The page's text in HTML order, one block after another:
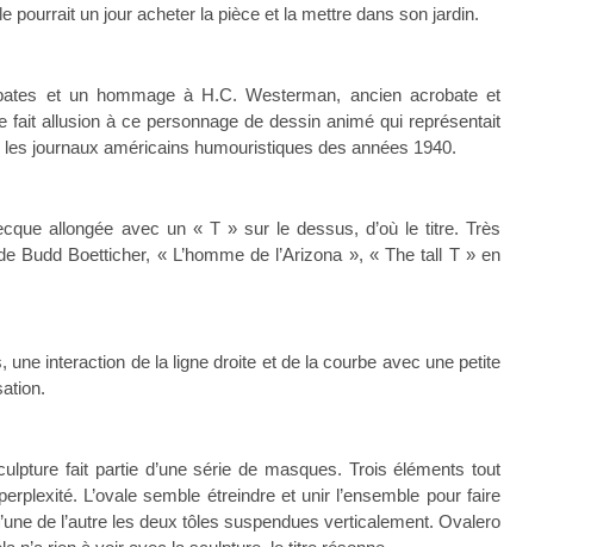
pourrait un jour acheter la pièce et la mettre dans son jardin.
et un hommage à H.C. Westerman, ancien acrobate et
allusion à ce personnage de dessin animé qui représentait
journaux américains humouristiques des années 1940.
allongée avec un « T » sur le dessus, d’où le titre. Très
Budd Boetticher, « L’homme de l’Arizona », « The tall T » en
une interaction de la ligne droite et de la courbe avec une petite
fait partie d’une série de masques. Trois éléments tout
L’ovale semble étreindre et unir l’ensemble pour faire
de l’autre les deux tôles suspendues verticalement. Ovalero